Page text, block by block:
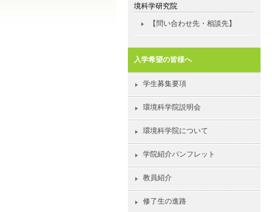
境科学研究院
【問い合わせ先・相談先】
入学希望の皆様へ
学生募集要項
環境科学院説明会
環境科学院について
学院紹介パンフレット
教員紹介
修了生の進路